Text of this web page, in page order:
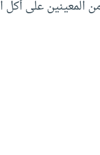
على أكل